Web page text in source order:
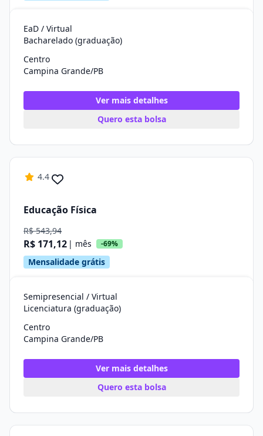
EaD / Virtual
Bacharelado (graduação)
Centro
Campina Grande/PB
Ver mais detalhes
Quero esta bolsa
4.4
Educação Física
R$ 543,94
R$ 171,12 | mês -69%
Mensalidade grátis
Semipresencial / Virtual
Licenciatura (graduação)
Centro
Campina Grande/PB
Ver mais detalhes
Quero esta bolsa